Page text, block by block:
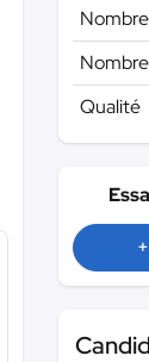
Qualité